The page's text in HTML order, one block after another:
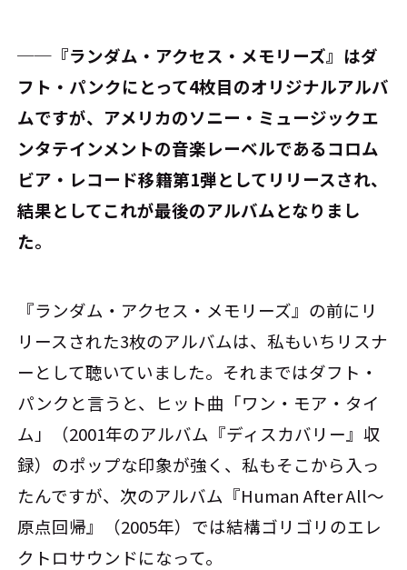
──『ランダム・アクセス・メモリーズ』はダ
フト・パンクにとって4枚目のオリジナルアルバ
ムですが、アメリカのソニー・ミュージックエ
ンタテインメントの音楽レーベルであるコロム
ビア・レコード移籍第1弾としてリリースされ、
結果としてこれが最後のアルバムとなりまし
た。
『ランダム・アクセス・メモリーズ』の前にリ
リースされた3枚のアルバムは、私もいちリスナ
ーとして聴いていました。それまではダフト・
パンクと言うと、ヒット曲「ワン・モア・タイ
ム」（2001年のアルバム『ディスカバリー』収
録）のポップな印象が強く、私もそこから入っ
たんですが、次のアルバム『Human After All～
原点回帰』（2005年）では結構ゴリゴリのエレ
クトロサウンドになって。